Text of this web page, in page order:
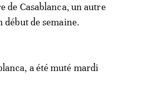
de Casablanca, un autre
début de semaine.
a été muté mardi